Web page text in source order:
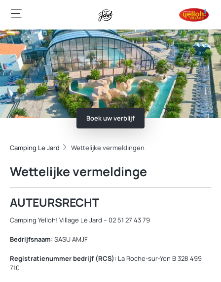
Boek uw verblijf
Camping Le Jard Wettelijke vermeldingen
Wettelijke vermeldinge
AUTEURSRECHT
Camping Yelloh! Village Le Jard – 02 51 27 43 79
Bedrijfsnaam: SASU AMJF
Registratienummer bedrijf (RCS): La Roche-sur-Yon B 328 499
710